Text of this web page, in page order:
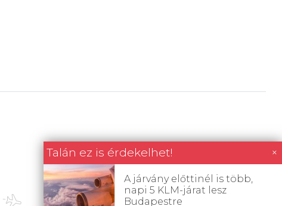
Talán ez is érdekelhet! ×
A járvány előttinél is több,
napi 5 KLM-járat lesz
Budapestre